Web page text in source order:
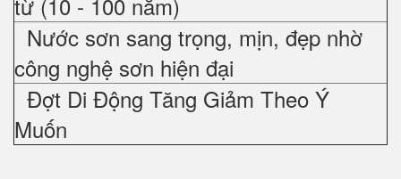
Nước sơn sang trọng, mịn, đẹp nhờ
công nghệ sơn hiện đại
Đợt Di Động Tăng Giảm Theo Ý
Muốn